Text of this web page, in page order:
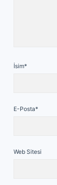
İsim*
E-Posta*
Web Sitesi